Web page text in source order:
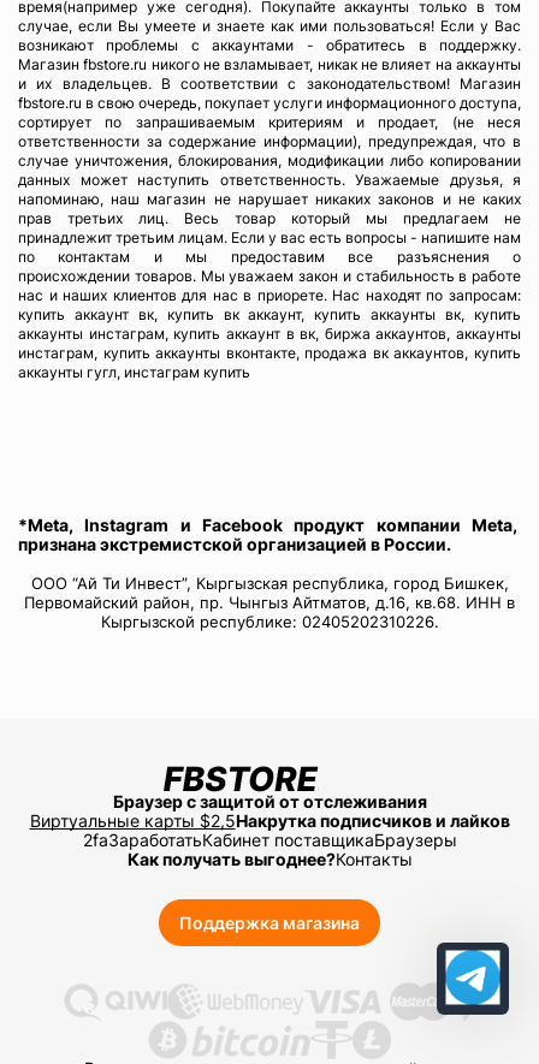
время(например уже сегодня). Покупайте аккаунты только в том
случае, если Вы умеете и знаете как ими пользоваться! Если у Вас
возникают проблемы с аккаунтами - обратитесь в поддержку.
Магазин fbstore.ru никого не взламывает, никак не влияет на аккаунты
и их владельцев. В соответствии с законодательством! Магазин
fbstore.ru в свою очередь, покупает услуги информационного доступа,
сортирует по запрашиваемым критериям и продает, (не неся
ответственности за содержание информации), предупреждая, что в
случае уничтожения, блокирования, модификации либо копировании
данных может наступить ответственность. Уважаемые друзья, я
напоминаю, наш магазин не нарушает никаких законов и не каких
прав третьих лиц. Весь товар который мы предлагаем не
принадлежит третьим лицам. Если у вас есть вопросы - напишите нам
по контактам и мы предоставим все разъяснения о
происхождении товаров. Мы уважаем закон и стабильность в работе
нас и наших клиентов для нас в приорете. Нас находят по запросам:
купить аккаунт вк, купить вк аккаунт, купить аккаунты вк, купить
аккаунты инстаграм, купить аккаунт в вк, биржа аккаунтов, аккаунты
инстаграм, купить аккаунты вконтакте, продажа вк аккаунтов, купить
аккаунты гугл, инстаграм купить
*Meta, Instagram и Facebook продукт компании Meta,
признана экстремистской организацией в России.
ООО “Ай Ти Инвест”, Кыргызская республика, город Бишкек,
Первомайский район, пр. Чынгыз Айтматов, д.16, кв.68. ИНН в
Кыргызской республике: 02405202310226.
Браузер с защитой от отслеживания
Виртуальные карты $2,5Накрутка подписчиков и лайков
2faЗаработатьКабинет поставщикаБраузеры
Как получать выгоднее?Контакты
Поддержка магазина